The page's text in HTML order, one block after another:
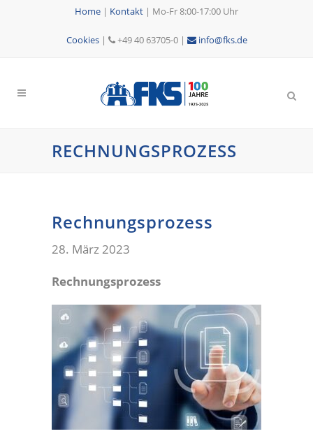
Home | Kontakt | Mo-Fr 8:00-17:00 Uhr
Cookies| +49 40 63705-0 | info@fks.de
RECHNUNGSPROZESS
Rechnungsprozess
28. März 2023
Rechnungsprozess